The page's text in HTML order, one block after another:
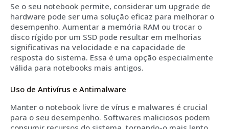
Se o seu notebook permite, considerar um upgrade de
hardware pode ser uma solução eficaz para melhorar o
desempenho. Aumentar a memória RAM ou trocar o
disco rígido por um SSD pode resultar em melhorias
significativas na velocidade e na capacidade de
resposta do sistema. Essa é uma opção especialmente
válida para notebooks mais antigos.
Uso de Antivírus e Antimalware
Manter o notebook livre de vírus e malwares é crucial
para o seu desempenho. Softwares maliciosos podem